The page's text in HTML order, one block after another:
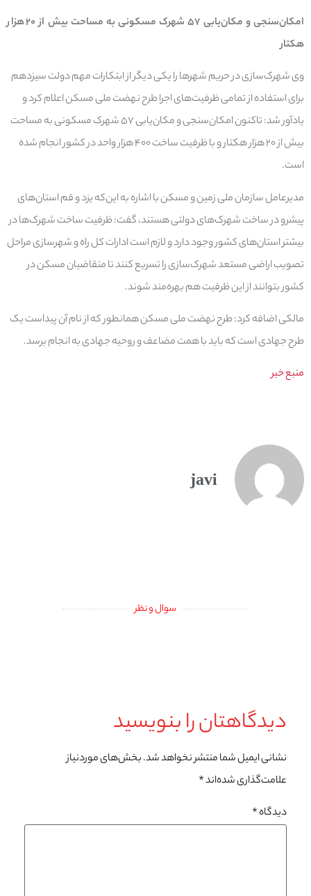
امکان‌سنجی و مکان‌یابی ۵۷ شهرک مسکونی به مساحت بیش از ۲۰ هزار
هکتار
وی شهرک‌سازی در حریم شهرها را یکی دیگر از ابتکارات مهم دولت سیزدهم
برای استفاده از تمامی ظرفیت‌های اجرا طرح‌ نهضت ملی مسکن اعلام کرد و
یادآور شد: تاکنون امکان‌سنجی و مکان‌یابی ۵۷ شهرک مسکونی به مساحت
بیش از ۲۰ هزار هکتار و با ظرفیت ساخت ۴۰۰ هزار واحد در کشور انجام شده
است.
مدیرعامل سازمان ملی زمین و مسکن با اشاره به این‌که یزد و قم استان‌های
پیشرو در ساخت شهرک‌های دولتی هستند، گفت: ظرفیت ساخت شهرک‌ها در
بیشتر استان‌های کشور وجود دارد و لازم است ادارات کل راه و شهرسازی مراحل
تصویب اراضی مستعد شهرک‌سازی را تسریع کنند تا متقاضیان مسکن در
کشور بتوانند از این ظرفیت هم بهره‌مند شوند.
مالکی اضافه کرد: طرح نهضت ملی مسکن همانطور که از نام آن پیداست یک
طرح جهادی است که باید با همت مضاعف و روحیه جهادی به انجام برسد.
منبع خبر
javi
سوال و نظر
دیدگاهتان را بنویسید
نشانی ایمیل شما منتشر نخواهد شد.بخش‌های موردنیاز
علامت‌گذاری شده‌اند*
دیدگاه*